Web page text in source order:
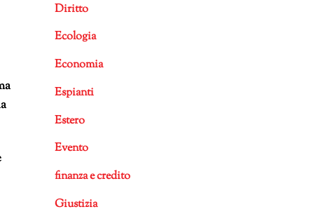
Diritto
Ecologia
Economia
Espianti
Estero
Evento
finanza e credito
Giustizia